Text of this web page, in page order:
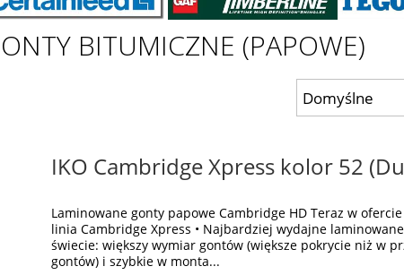
BITUMICZNE (PAPOWE)
IKO Cambridge Xpress kolor 52
Laminowane gonty papowe Cambridge HD Teraz w
linia Cambridge Xpress • Najbardziej wydajne
świecie: większy wymiar gontów (większe pokrycie niż w
gontów) i szybkie w monta...